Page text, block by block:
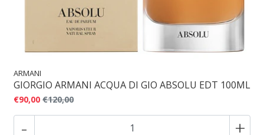
ARMANI
GIORGIO ARMANI ACQUA DI GIO ABSOLU EDT 100ML
€90,00 €120,00
- +